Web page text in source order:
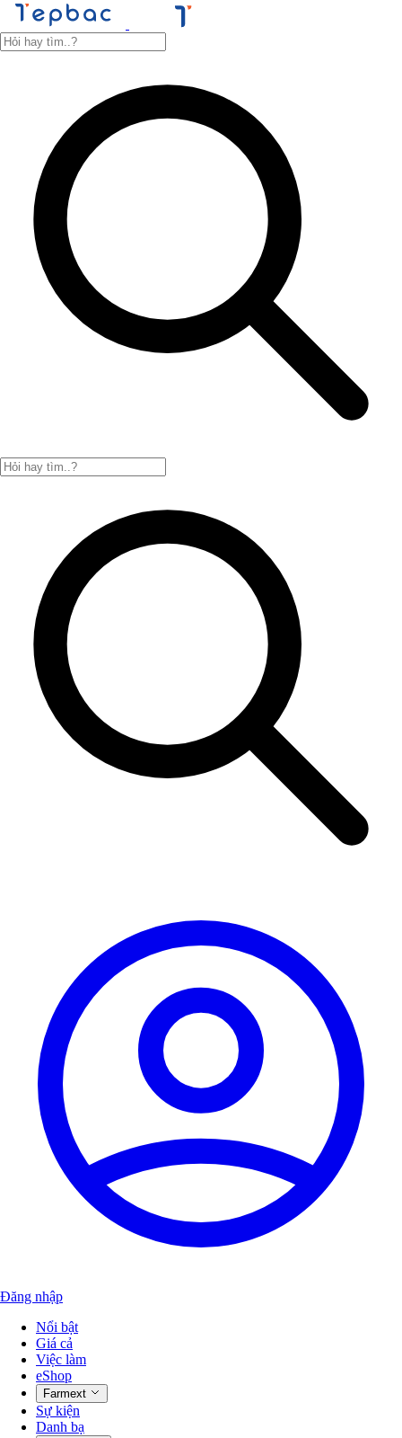
Đăng nhập
Nổi bật
Giá cả
Việc làm
eShop
Farmext
Sự kiện
Danh bạ